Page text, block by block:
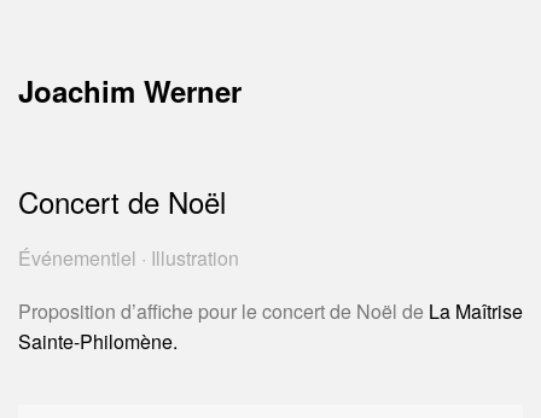
content
Joachim Werner
graphisme,
pédagogie.
Alsace
Strasbourg
/
Concert de Noël
Événementiel · Illustration
Proposition d’affiche pour le concert de Noël de La Maîtrise
Sainte-Philomène.